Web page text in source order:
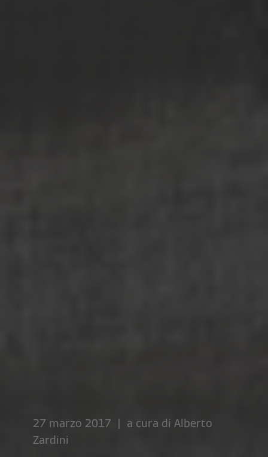
27 marzo 2017 | a cura di Alberto
Zardini